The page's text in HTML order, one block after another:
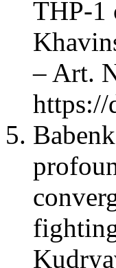
THP-1
– Art.
https://